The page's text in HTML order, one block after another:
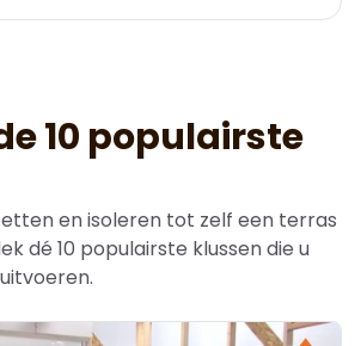
10 populairste
en isoleren tot zelf een terras
dé 10 populairste klussen die u